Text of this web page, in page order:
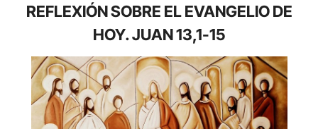
REFLEXIÓN SOBRE EL EVANGELIO DE
HOY. JUAN 13,1-15